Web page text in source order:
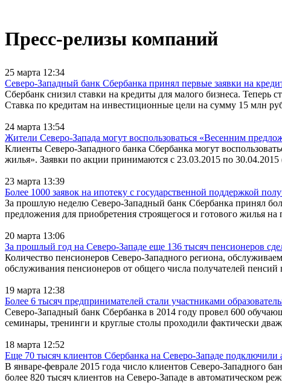
Пресс-релизы компаний
25 марта 12:34
Северо-Западный банк Сбербанка принял первые заявки на
Сбербанк снизил ставки на кредиты для малого бизнеса. Теперь
Ставка по кредитам на инвестиционные цели на сумму 15 млн
24 марта 13:54
Жители Северо-Запада могут воспользоваться «Весенним
Клиенты Северо-Западного банка Сбербанка могут
жилья». Заявки по акции принимаются с 23.03.2015 по
23 марта 13:39
Более 1000 заявок на ипотеку с государственной поддержкой
За прошлую неделю Северо-Западный банк Сбербанка принял
предложения для приобретения строящегося и готового жилья
20 марта 13:06
За прошлый год на Северо-Западе еще 136 тысяч пенсионеров
Количество пенсионеров Северо-Западного региона,
обслуживания пенсионеров от общего числа получателей
19 марта 12:38
Более 6 тысяч предпринимателей стали участниками
Северо-Западный банк Сбербанка в 2014 году провел 600
семинары, тренинги и круглые столы проходили фактически
18 марта 12:52
Еще 70 тысяч клиентов Сбербанка на Северо-Западе подключили
В январе-феврале 2015 года число клиентов Северо-Западного
более 820 тысяч клиентов на Северо-Западе в автоматическом